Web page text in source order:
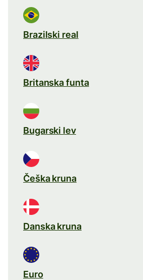
Brazilski real
Britanska funta
Bugarski lev
Češka kruna
Danska kruna
Euro